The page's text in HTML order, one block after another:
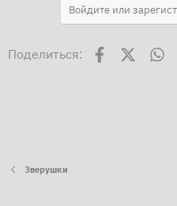
Войдите или
Поделиться: Facebook
Зверушки